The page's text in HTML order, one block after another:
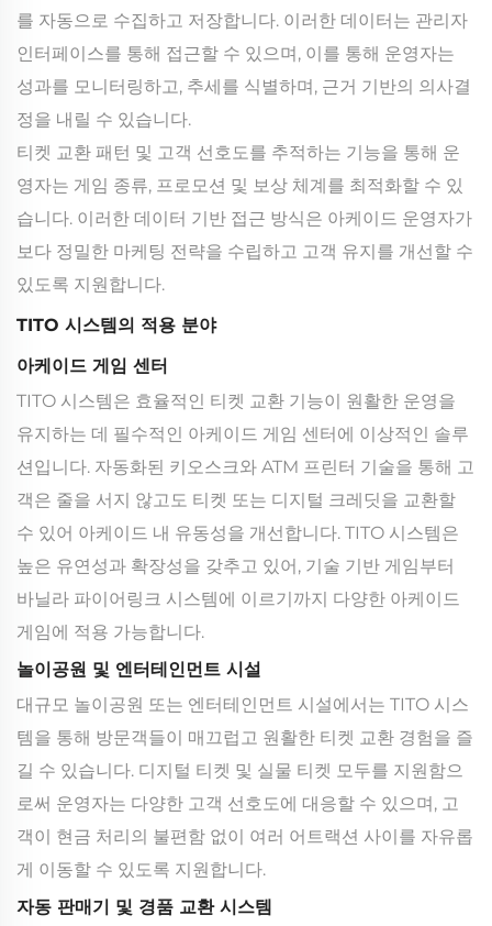
를 자동으로 수집하고 저장합니다. 이러한 데이터는 관리자
인터페이스를 통해 접근할 수 있으며, 이를 통해 운영자는
성과를 모니터링하고, 추세를 식별하며, 근거 기반의 의사결
정을 내릴 수 있습니다.
티켓 교환 패턴 및 고객 선호도를 추적하는 기능을 통해 운
영자는 게임 종류, 프로모션 및 보상 체계를 최적화할 수 있
습니다. 이러한 데이터 기반 접근 방식은 아케이드 운영자가
보다 정밀한 마케팅 전략을 수립하고 고객 유지를 개선할 수
있도록 지원합니다.
TITO 시스템의 적용 분야
아케이드 게임 센터
TITO 시스템은 효율적인 티켓 교환 기능이 원활한 운영을
유지하는 데 필수적인 아케이드 게임 센터에 이상적인 솔루
션입니다. 자동화된 키오스크와 ATM 프린터 기술을 통해 고
객은 줄을 서지 않고도 티켓 또는 디지털 크레딧을 교환할
수 있어 아케이드 내 유동성을 개선합니다. TITO 시스템은
높은 유연성과 확장성을 갖추고 있어, 기술 기반 게임부터
바닐라 파이어링크 시스템에 이르기까지 다양한 아케이드
게임에 적용 가능합니다.
놀이공원 및 엔터테인먼트 시설
대규모 놀이공원 또는 엔터테인먼트 시설에서는 TITO 시스
템을 통해 방문객들이 매끄럽고 원활한 티켓 교환 경험을 즐
길 수 있습니다. 디지털 티켓 및 실물 티켓 모두를 지원함으
로써 운영자는 다양한 고객 선호도에 대응할 수 있으며, 고
객이 현금 처리의 불편함 없이 여러 어트랙션 사이를 자유롭
게 이동할 수 있도록 지원합니다.
자동 판매기 및 경품 교환 시스템